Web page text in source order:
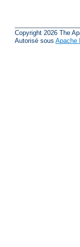
Copyright 2026 The
Autorisé sous Apache